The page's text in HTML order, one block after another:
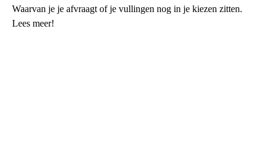
Waarvan je je afvraagt of je vullingen nog in je kiezen zitten.
Lees meer!